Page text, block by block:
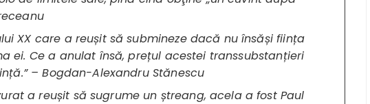
XX care a reușit să submineze dacă nu însăși ființa
ei. Ce a anulat însă, prețul acestei transsubstanțieri
– Bogdan-Alexandru Stănescu
a reușit să sugrume un ștreang, acela a fost Paul